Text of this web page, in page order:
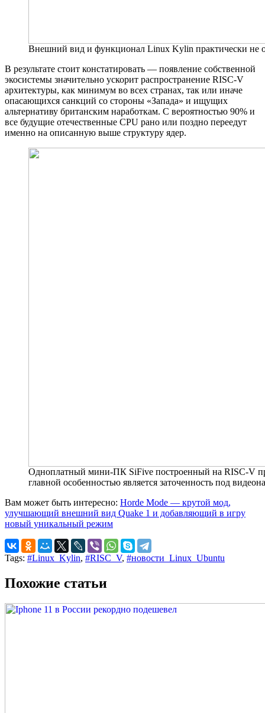
Внешний вид и функционал Linux Kylin практически не
В результате стоит констатировать — появление собственной
экосистемы значительно ускорит распространение RISC-V
архитектуры, как минимум во всех странах, так или иначе
опасающихся санкций со стороны «Запада» и ищущих
альтернативу британским наработкам. С вероятностью 90% и
все будущие отечественные CPU рано или поздно переедут
именно на описанную выше структуру ядер.
Одноплатный мини-ПК SiFive построенный на RISC-V
главной особенностью является заточенность под
Вам может быть интересно: Horde Mode — крутой мод,
улучшающий внешний вид Quake 1 и добавляющий в игру
новый уникальный режим
Tags: #Linux_Kylin, #RISC_V, #новости_Linux_Ubuntu
Похожие статьи